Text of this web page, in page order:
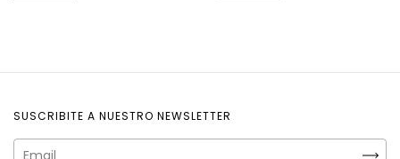
SUSCRIBITE A NUESTRO NEWSLETTER